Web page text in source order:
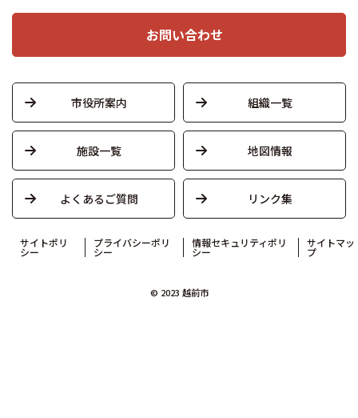
お問い合わせ
市役所案内 組織一覧
施設一覧 地図情報
よくあるご質問 リンク集
サイトポリ
シー
プライバシーポリ
シー
情報セキュリティポリ
シー
サイトマッ
プ
© 2023 越前市